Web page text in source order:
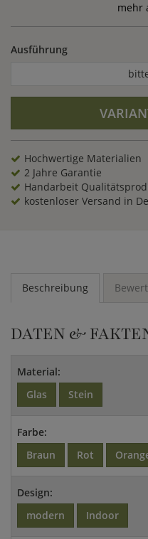
sich eine indirekte LED
zum Strahlen bringt. Die
Alternativ gibt es die
Sie erhalten eine
mehr
Ausführung
Hochwertige Materialien
2 Jahre Garantie
Handarbeit
kostenloser Versand in
Beschreibung
DATEN &
Material:
Glas
Stein
Farbe:
Braun
Rot
Design:
modern
Indoor